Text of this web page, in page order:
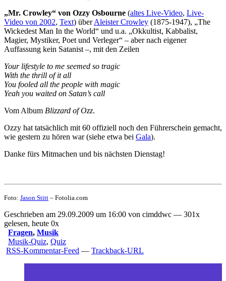
„Mr. Crowley“ von Ozzy Osbourne (altes Live-Video, Live-
Video von 2002, Text) überAleister Crowley (1875-1947), „The
Wickedest Man In the World“ und u.a. „Okkultist, Kabbalist,
Magier, Mystiker, Poet und Verleger“ – aber nach eigener
Auffassung kein Satanist –, mit den Zeilen
Your lifestyle to me seemed so tragic
With the thrill of it all
You fooled all the people with magic
Yeah you waited on Satan’s call
Vom Album Blizzard of Ozz.
Ozzy hat tatsächlich mit 60 offiziell noch den Führerschein gemacht,
wie gestern zu hören war (siehe etwa bei Gala).
Danke fürs Mitmachen und bis nächsten Dienstag!
Foto: Jason Stitt – Fotolia.com
Geschrieben am 29.09.2009 um 16:00 von cimddwc — 301x
gelesen, heute 0x
Fragen, Musik
Musik-Quiz, Quiz
RSS-Kommentar-Feed — Trackback-URL